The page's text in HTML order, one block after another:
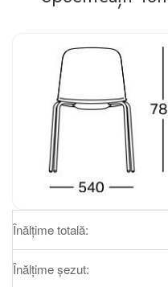
Înălțime totală:
Înălțime șezut: